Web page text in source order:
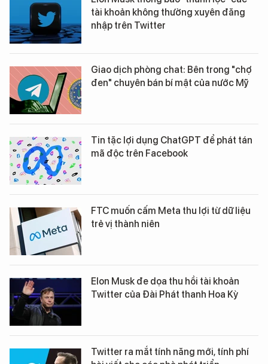
tài khoản không thường xuyên đăng
nhập trên Twitter
Giao dịch phòng chat: Bên trong "chợ
đen" chuyên bán bí mật của nước Mỹ
Tin tặc lợi dụng ChatGPT để phát tán
mã độc trên Facebook
FTC muốn cấm Meta thu lợi từ dữ liệu
trẻ vị thành niên
Elon Musk đe dọa thu hồi tài khoản
Twitter của Đài Phát thanh Hoa Kỳ
Twitter ra mắt tính năng mới, tính phí